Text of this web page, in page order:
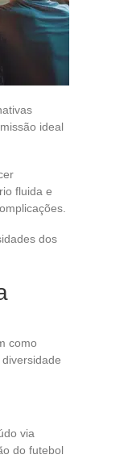
ideal
fluida e
dos
como
via
do futebol